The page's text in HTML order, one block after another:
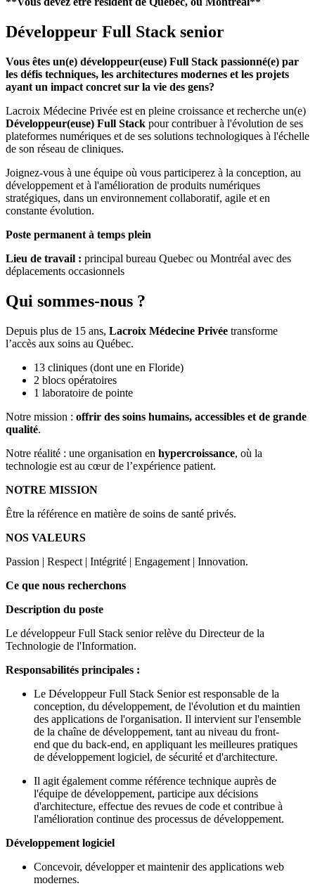
Développeur Full Stack senior
Vous êtes un(e) développeur(euse) Full Stack passionné(e) par
les défis techniques, les architectures modernes et les projets
ayant un impact concret sur la vie des gens?
Lacroix Médecine Privée est en pleine croissance et recherche un(e)
Développeur(euse) Full Stack pour contribuer à l'évolution de ses
plateformes numériques et de ses solutions technologiques à l'échelle
de son réseau de cliniques.
Joignez-vous à une équipe où vous participerez à la conception, au
développement et à l'amélioration de produits numériques
stratégiques, dans un environnement collaboratif, agile et en
constante évolution.
Poste permanent à temps plein
Lieu de travail : principal bureau Quebec ou Montréal avec des
déplacements occasionnels
Qui sommes-nous ?
Depuis plus de 15 ans, Lacroix Médecine Privée transforme
l’accès aux soins au Québec.
13 cliniques (dont une en Floride)
2 blocs opératoires
1 laboratoire de pointe
Notre mission : offrir des soins humains, accessibles et de grande
qualité.
Notre réalité : une organisation en hypercroissance, où la
technologie est au cœur de l’expérience patient.
NOTRE MISSION
Être la référence en matière de soins de santé privés.
NOS VALEURS
Passion | Respect | Intégrité | Engagement | Innovation.
Ce que nous recherchons
Description du poste
Le développeur Full Stack senior relève du Directeur de la
Technologie de l'Information.
Responsabilités principales :
Le Développeur Full Stack Senior est responsable de la
conception, du développement, de l'évolution et du maintien
des applications de l'organisation. Il intervient sur l'ensemble
de la chaîne de développement, tant au niveau du front-
end que du back-end, en appliquant les meilleures pratiques
de développement logiciel, de sécurité et d'architecture.
Il agit également comme référence technique auprès de
l'équipe de développement, participe aux décisions
d'architecture, effectue des revues de code et contribue à
l'amélioration continue des processus de développement.
Développement logiciel
Concevoir, développer et maintenir des applications web
modernes.